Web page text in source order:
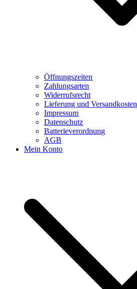
Öffnungszeiten
Zahlungsarten
Widerrufsrecht
Lieferung und Versandkosten
Impressum
Datenschutz
Batterieverordnung
AGB
Mein Konto